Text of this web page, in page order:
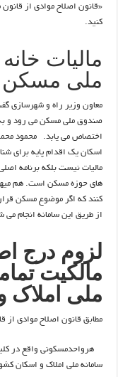
کنید.
مالیات
ملی مسکن
معاون وزیر راه و شهرسازی
صندوق ملی مسکن می رود و
اختصاص می یابد. محمود
اسکان یک اقدام پایه
مالیات نیست بلکه برنامه
های حوزه مسکن است. هم
کنند که اگر موضوع مسکن
از طریق این سامانه انجام می
لزوم درج
مالکیت
ملی املاک
مطابق قانون اصلاح موادی از قانون
هرواحدمسکونی واقع در